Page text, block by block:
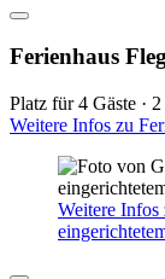
Ferienhaus
Platz für 4 Gäste ·
Weitere Infos zu
Weitere